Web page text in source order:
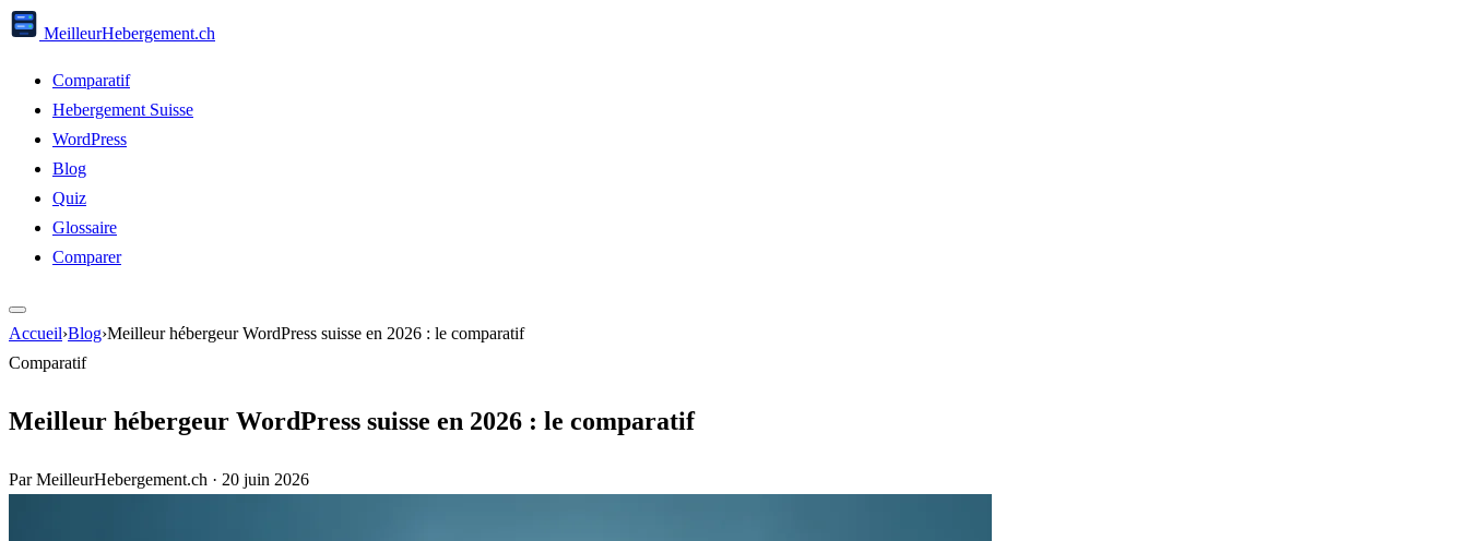
MeilleurHebergement.ch
Comparatif
Hebergement Suisse
WordPress
Blog
Quiz
Glossaire
Comparer
Accueil›Blog›Meilleur hébergeur WordPress suisse en 2026 : le comparatif
Comparatif
Meilleur hébergeur WordPress suisse en 2026 : le comparatif
Par MeilleurHebergement.ch · 20 juin 2026